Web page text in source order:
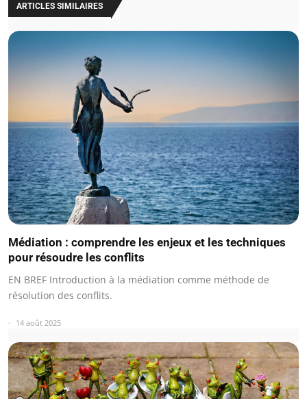
ARTICLES SIMILAIRES
Médiation : comprendre les enjeux et les techniques
pour résoudre les conflits
EN BREF Introduction à la médiation comme méthode de
résolution des conflits.
14 août 2025